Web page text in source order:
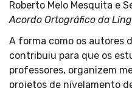
Roberto Melo Mesquita e
Acordo Ortográfico da
A forma como os autores
contribuiu para que os
professores, organizem
projetos de nivelamento